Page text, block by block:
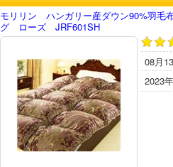
モリリン ハンガリー産ダウン90%羽毛
グ ローズ JRF601SH
08月
2023